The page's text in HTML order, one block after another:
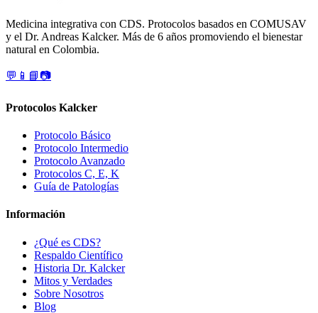
Medicina integrativa con CDS. Protocolos basados en COMUSAV
y el Dr. Andreas Kalcker. Más de 6 años promoviendo el bienestar
natural en Colombia.
💬 📱 📘📷
Protocolos Kalcker
Protocolo Básico
Protocolo Intermedio
Protocolo Avanzado
Protocolos C, E, K
Guía de Patologías
Información
¿Qué es CDS?
Respaldo Científico
Historia Dr. Kalcker
Mitos y Verdades
Sobre Nosotros
Blog